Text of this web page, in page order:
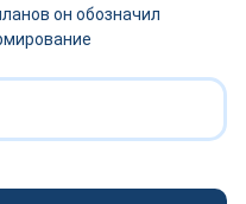
он обозначил